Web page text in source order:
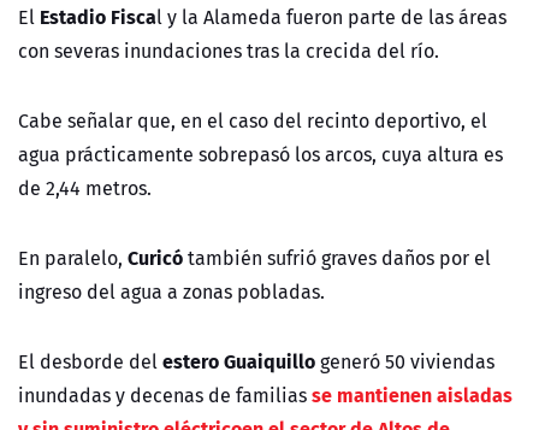
El Estadio Fiscal y la Alameda fueron parte de las áreas
con severas inundaciones tras la crecida del río.
Cabe señalar que, en el caso del recinto deportivo, el
agua prácticamente sobrepasó los arcos, cuya altura es
de 2,44 metros.
En paralelo, Curicótambién sufrió graves daños por el
ingreso del agua a zonas pobladas.
El desborde delestero Guaiquillogeneró 50 viviendas
inundadas y decenas de familiasse mantienen aisladas